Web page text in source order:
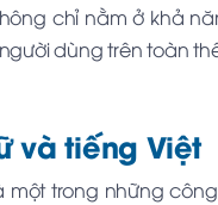
chỉ nằm ở khả
dùng trên toàn
và tiếng Việt
một trong những